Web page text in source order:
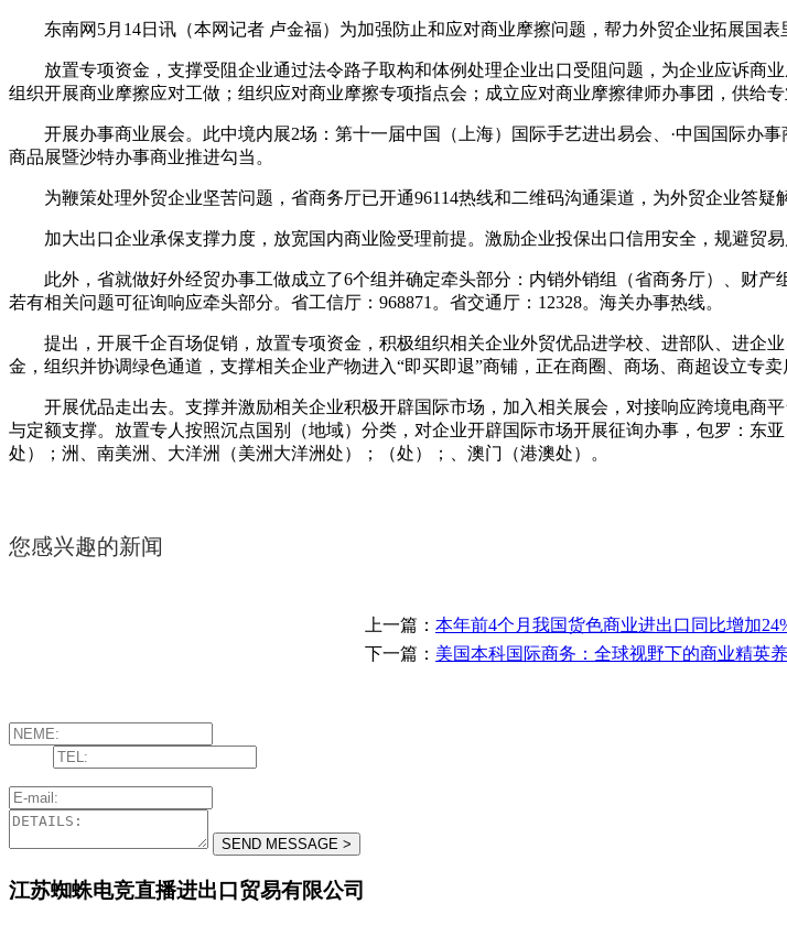
东南网5月14日讯（本网记者 卢金福）为加强防止和应对商业摩擦问题，帮力外贸企业拓展国表
放置专项资金，支撑受阻企业通过法令路子取构和体例处理企业出口受阻问题，为企业应诉商
组织开展商业摩擦应对工做；组织应对商业摩擦专项指点会；成立应对商业摩擦律师办事团，供给专
开展办事商业展会。此中境内展2场：第十一届中国（上海）国际手艺进出易会、·中国国际办事
商品展暨沙特办事商业推进勾当。
为鞭策处理外贸企业坚苦问题，省商务厅已开通96114热线和二维码沟通渠道，为外贸企业答疑
加大出口企业承保支撑力度，放宽国内商业险受理前提。激励企业投保出口信用安全，规避贸易
此外，省就做好外经贸办事工做成立了6个组并确定牵头部分：内销外销组（省商务厅）、财产
若有相关问题可征询响应牵头部分。省工信厅：968871。省交通厅：12328。海关办事热线。
提出，开展千企百场促销，放置专项资金，积极组织相关企业外贸优品进学校、进部队、进企
金，组织并协调绿色通道，支撑相关企业产物进入“即买即退”商铺，正在商圈、商场、商超设立专卖
开展优品走出去。支撑并激励相关企业积极开辟国际市场，加入相关展会，对接响应跨境电商
与定额支撑。放置专人按照沉点国别（地域）分类，对企业开辟国际市场开展征询办事，包罗：东
处）；洲、南美洲、大洋洲（美洲大洋洲处）；（处）；、澳门（港澳处）。
您感兴趣的新闻
上一篇： 本年前4个月我国货色商业进出口同比增加
下一篇： 美国本科国际商务：全球视野下的商业精英
江苏蜘蛛电竞直播进出口贸易有限公司